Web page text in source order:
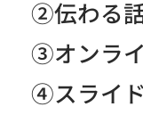
②伝わる
③オンラ
④スライ